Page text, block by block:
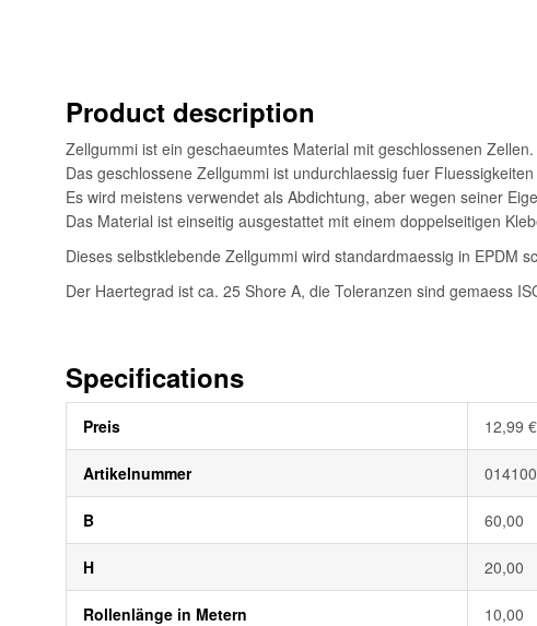
Product description
Zellgummi ist ein geschaeumtes Material mit geschlossenen Zellen.
Das geschlossene Zellgummi ist undurchlaessig fuer
Es wird meistens verwendet als Abdichtung, aber wegen seiner
Das Material ist einseitig ausgestattet mit einem doppelseitigen
Dieses selbstklebende Zellgummi wird standardmaessig in EPDM
Der Haertegrad ist ca. 25 Shore A, die Toleranzen sind gemaess
Specifications
Informationen
Preis 12,99 €
Artikelnummer
B 60,00
H 20,00
Rollenlänge in Metern 10,00